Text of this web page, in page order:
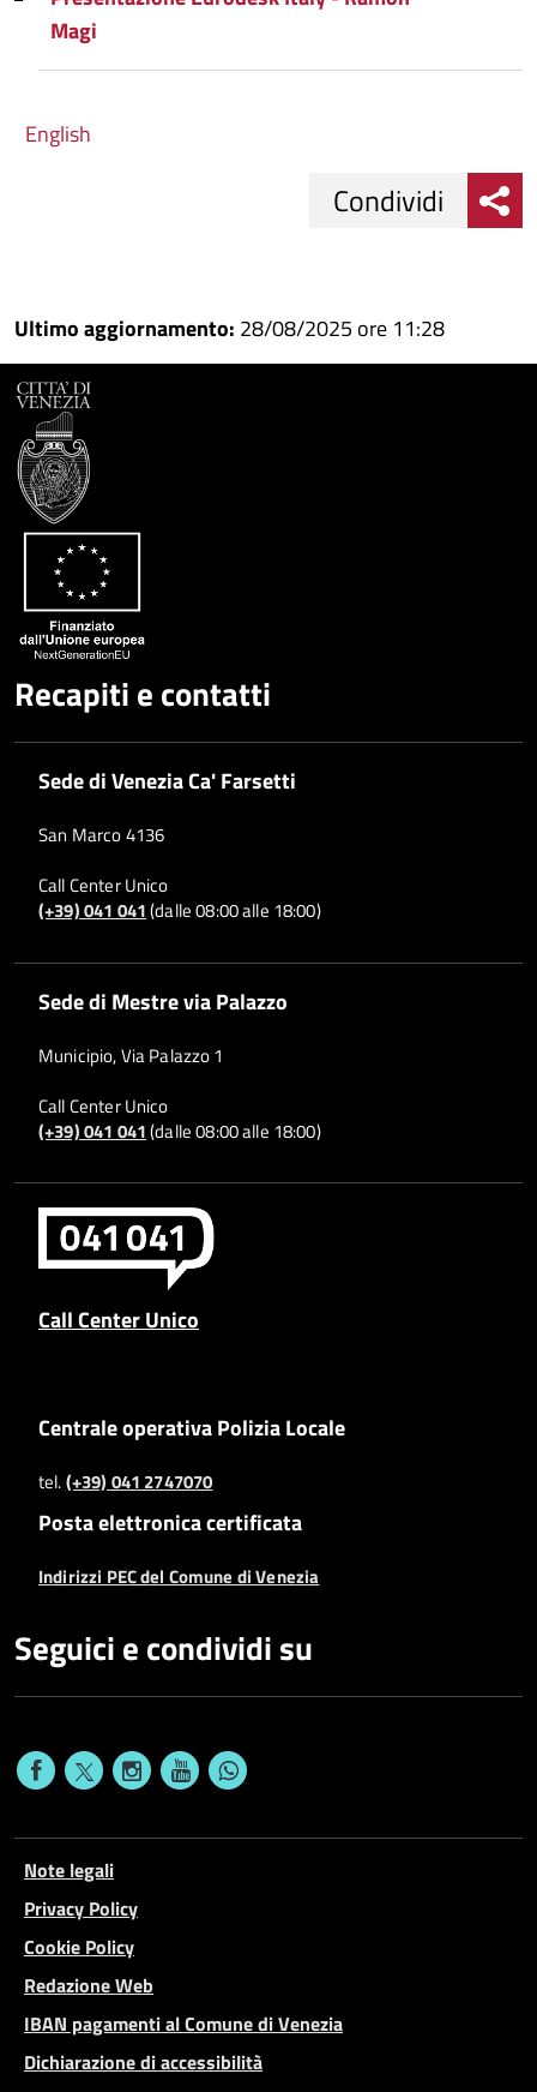
Magi
English
su
Facebook
Condividi
su
Condividi
Condividi
Ultimo aggiornamento: 28/08/2025 ore 11:28
Recapiti e contatti
Sede di Venezia Ca' Farsetti
San Marco 4136
Call Center Unico
(+39) 041 041(dalle 08:00 alle 18:00)
Sede di Mestre via Palazzo
Municipio, Via Palazzo 1
Call Center Unico
(+39) 041 041(dalle 08:00 alle 18:00)
Call Center Unico
Centrale operativa Polizia Locale
tel.(+39) 041 2747070
Posta elettronica certificata
Indirizzi PEC del Comune di Venezia
Seguici e condividi su
Note legali
Privacy Policy
Cookie Policy
Redazione Web
IBAN pagamenti al Comune di Venezia
Dichiarazione di accessibilità